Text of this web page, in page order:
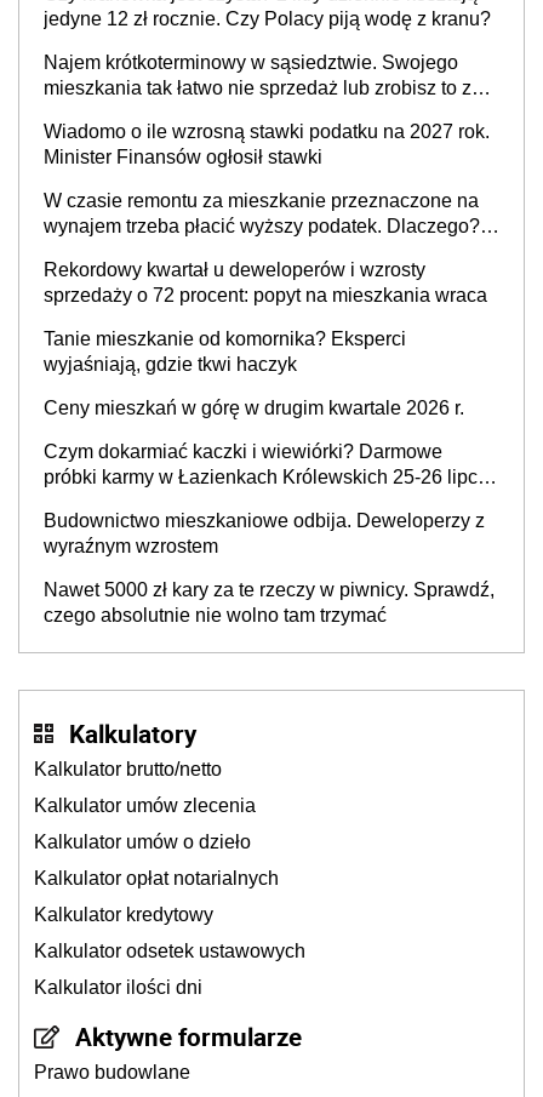
jedyne 12 zł rocznie. Czy Polacy piją wodę z kranu?
Najem krótkoterminowy w sąsiedztwie. Swojego
mieszkania tak łatwo nie sprzedaż lub zrobisz to ze
Wiadomo o ile wzrosną stawki podatku na 2027 rok.
Minister Finansów ogłosił stawki
W czasie remontu za mieszkanie przeznaczone na
wynajem trzeba płacić wyższy podatek. Dlaczego?
Rekordowy kwartał u deweloperów i wzrosty
sprzedaży o 72 procent: popyt na mieszkania wraca
Tanie mieszkanie od komornika? Eksperci
wyjaśniają, gdzie tkwi haczyk
Ceny mieszkań w górę w drugim kwartale 2026 r.
Czym dokarmiać kaczki i wiewiórki? Darmowe
próbki karmy w Łazienkach Królewskich 25-26 lipca
Budownictwo mieszkaniowe odbija. Deweloperzy z
wyraźnym wzrostem
Nawet 5000 zł kary za te rzeczy w piwnicy. Sprawdź,
czego absolutnie nie wolno tam trzymać
Kalkulatory
Kalkulator brutto/netto
Kalkulator umów zlecenia
Kalkulator umów o dzieło
Kalkulator opłat notarialnych
Kalkulator kredytowy
Kalkulator odsetek ustawowych
Kalkulator ilości dni
Aktywne formularze
Prawo budowlane